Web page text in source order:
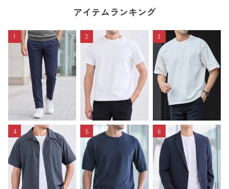
アイテムランキング
1 2 3
4 5 6